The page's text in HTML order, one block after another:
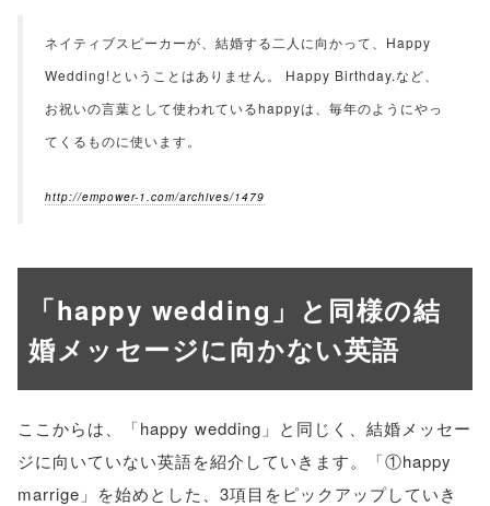
ネイティブスピーカーが、結婚する二人に向かって、Happy
Wedding!ということはありません。 Happy Birthday.など、
お祝いの言葉として使われているhappyは、毎年のようにやっ
てくるものに使います。
http://empower-1.com/archives/1479
「happy wedding」と同様の結
婚メッセージに向かない英語
ここからは、「happy wedding」と同じく、結婚メッセー
ジに向いていない英語を紹介していきます。「①happy
marrige」を始めとした、3項目をピックアップしていき